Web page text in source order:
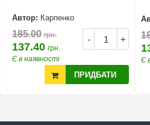
Автор: Карпенко
- +
185.00 грн.
137.40 грн.
Є в наявності
ПРИДБАТИ
Є